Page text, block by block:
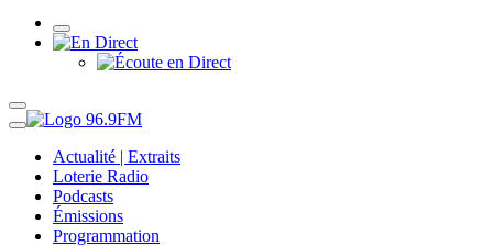
Actualité | Extraits
Loterie Radio
Podcasts
Émissions
Programmation